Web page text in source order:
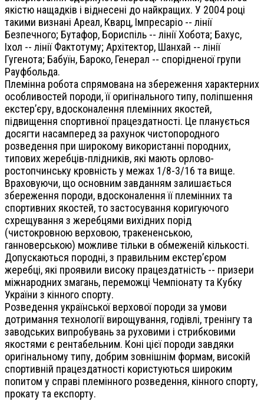
якістю нащадків і віднесені до найкращих. У 2004 році
такими визнані Ареал, Кварц, Імпресаріо -- лінії
Безпечного; Бутафор, Бориспіль -- лінії Хобота; Бахус,
Іхол -- лінії Фактотуму; Архітектор, Шанхай -- лінії
Гугенота; Бабуїн, Бароко, Генерал -- спорідненої групи
Рауфбольда.
Племінна робота спрямована на збереження характерних
особливостей породи, її оригінального типу, поліпшення
екстер’єру, вдосконалення племінних якостей,
підвищення спортивної працездатності. Це планується
досягти насамперед за рахунок чистопородного
розведення при широкому використанні породних,
типових жеребців-плідників, які мають орлово-
ростопчинську кровність у межах 1/8-3/16 та вище.
Враховуючи, що основним завданням залишається
збереження породи, вдосконалення її племінних та
спортивних якостей, то застосування коригуючого
схрещування з жеребцями вихідних порід
(чистокровною верховою, тракененською,
ганноверською) можливе тільки в обмеженій кількості.
Допускаються породні, з правильним екстер’єром
жеребці, які проявили високу працездатність -- призери
міжнародних змагань, переможці Чемпіонату та Кубку
України з кінного спорту.
Розведення української верхової породи за умови
дотримання технології вирощування, годівлі, тренінгу та
заводських випробувань за руховими і стрибковими
якостями є рентабельним. Коні цієї породи завдяки
оригінальному типу, добрим зовнішнім формам, високій
спортивній працездатності користуються широким
попитом у справі племінного розведення, кінного спорту,
прокату та експорту.